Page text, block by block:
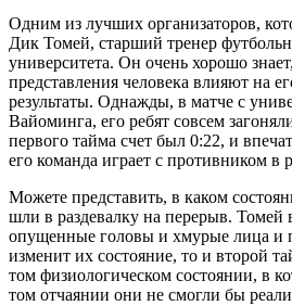
Одним из лучших организаторов,
Дик Томей, старший тренер
университета. Он очень хорошо
представления человека влияют на
результаты. Однажды, в матче с
Вайоминга, его ребят совсем
первого тайма счет был 0:22, и
его команда играет с противником в
Можете представить, в каком
шли в раздевалку на перерыв. Томей
опущенные головы и хмурые лица и
изменит их состояние, то и второй
том физиологическом состоянии, в
том отчаянии они не смогли бы